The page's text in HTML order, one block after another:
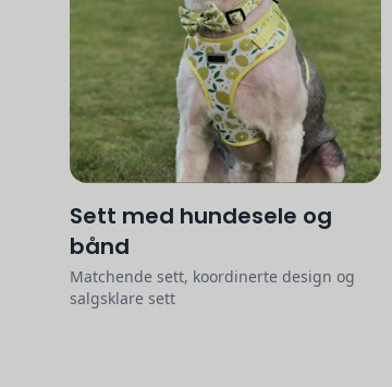
Sett med hundesele og
bånd
Matchende sett, koordinerte design og
salgsklare sett